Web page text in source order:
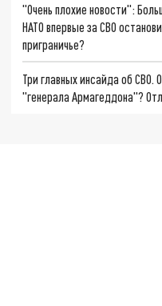
"Очень плохие новости":
НАТО впервые за СВО
приграничье?
Три главных инсайда об СВО.
"генерала Армагеддона"?